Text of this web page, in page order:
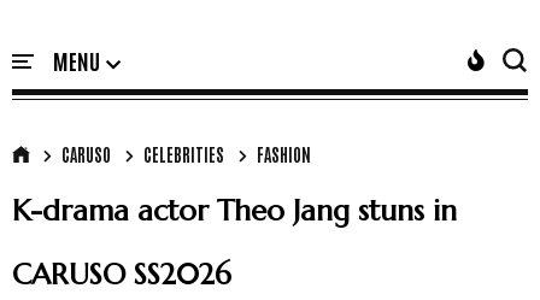
CARUSO CELEBRITIES FASHION
K-drama actor Theo Jang stuns in
CARUSO SS2026